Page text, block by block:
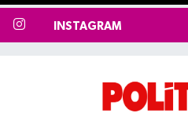
INSTAGRAM